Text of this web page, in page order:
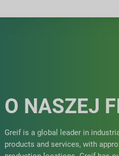
O NASZEJ
Greif is a global leader in
products and services, with